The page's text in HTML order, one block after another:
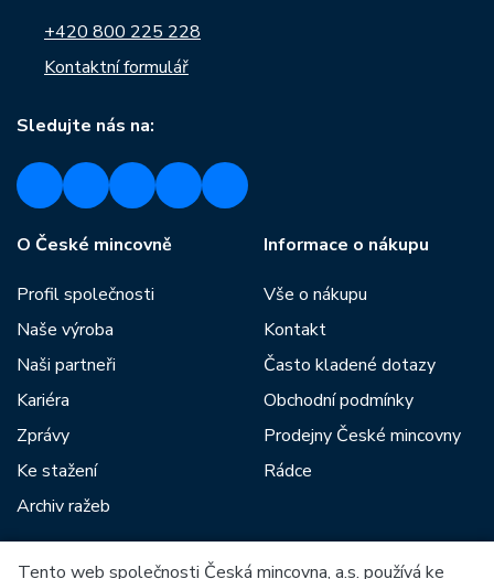
+420 800 225 228
Kontaktní formulář
Sledujte nás na:
O České mincovně
Profil společnosti
Naše výroba
Naši partneři
Kariéra
Zprávy
Ke stažení
Archiv ražeb
Informace o nákupu
Vše o nákupu
Kontakt
Často kladené dotazy
Obchodní podmínky
Prodejny České mincovny
Rádce
Mezi naše partnery patří:
Tento web společnosti Česká mincovna, a.s. používá ke